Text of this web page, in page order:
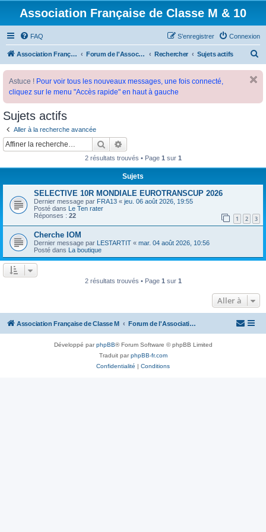
Association Française de Classe M & 10
FAQ Connexion
S’enregistrer
Association Française de Classe M Forum de l'Association Française de Classe M Rechercher Sujets actifs
e
Astuce ! Pour voir tous les nouveaux messages, une fois connecté,
cliquez sur le menu "Accès rapide" en haut à gauche
Sujets actifs
Aller à la recherche avancée
Rechercher
2 résultats trouvés • Page 1 sur 1
Sujets
SELECTIVE 10R MONDIALE EUROTRANSCUP 2026
Dernier message par FRA13 « jeu. 06 août 2026, 19:55
Posté dans Le Ten rater
Réponses : 22 1 2 3
Cherche IOM
Dernier message par LESTARTIT « mar. 04 août 2026, 10:56
Posté dans La boutique
2 résultats trouvés • Page 1 sur 1
Aller à
Association Française de Classe M Forum de l'Association Française de Classe M
Développé parphpBB® Forum Software © phpBB Limited
Traduit parphpBB-fr.com
Confidentialité | Conditions